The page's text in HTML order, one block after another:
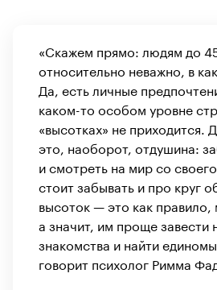
«Скажем прямо: людям до
относительно неважно, в
Да, есть личные
каком-то особом уровне
«высотках» не приходится.
это, наоборот, отдушина:
и смотреть на мир со
стоит забывать и про круг
высоток — это как
а значит, им проще завести
знакомства и найти
говорит психолог Римма